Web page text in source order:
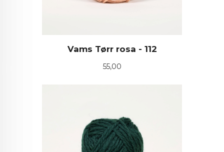
Vams Tørr rosa - 112
Pris
55,00